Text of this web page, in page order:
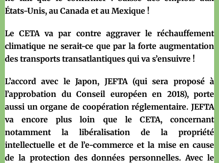
États-Unis, au Canada et au Mexique !
Le CETA va par contre aggraver le réchauffement
climatique ne serait-ce que par la forte augmentation
des transports transatlantiques qui va s’ensuivre !
L’accord avec le Japon, JEFTA (qui sera proposé à
l’approbation du Conseil européen en 2018), porte
aussi un organe de coopération réglementaire. JEFTA
va encore plus loin que le CETA, concernant
notamment la libéralisation de la propriété
intellectuelle et de l’e-commerce et la mise en cause
de la protection des données personnelles. Avec le